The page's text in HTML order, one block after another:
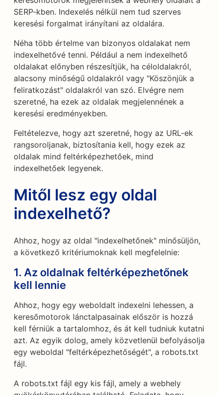
SERP-kben. Indexelés nélkül nem tud szerves
keresési forgalmat irányítani az oldalára.
Néha több értelme van bizonyos oldalakat nem
indexelhetővé tenni. Például a nem indexelhető
oldalakat előnyben részesítjük, ha céloldalakról,
alacsony minőségű oldalakról vagy "Köszönjük a
feliratkozást" oldalakról van szó. Elvégre nem
szeretné, ha ezek az oldalak megjelennének a
keresési eredményekben.
Feltételezve, hogy azt szeretné, hogy az URL-ek
rangsoroljanak, biztosítania kell, hogy ezek az
oldalak mind feltérképezhetőek, mind
indexelhetőek legyenek.
Mitől lesz egy oldal
indexelhető?
Ahhoz, hogy az oldal "indexelhetőnek" minősüljön,
a következő kritériumoknak kell megfelelnie:
1. Az oldalnak feltérképezhetőnek
kell lennie
Ahhoz, hogy egy weboldalt indexelni lehessen, a
keresőmotorok lánctalpasainak először is hozzá
kell férniük a tartalomhoz, és át kell tudniuk kutatni
azt. Az egyik dolog, amely közvetlenül befolyásolja
egy weboldal "feltérképezhetőségét", a robots.txt
fájl.
A robots.txt fájl egy kis fájl, amely a webhely